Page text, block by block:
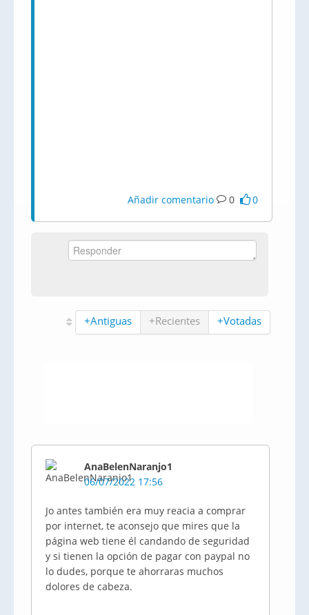
Añadir comentario 0 0
+Antiguas +Recientes +Votadas
AnaBelenNaranjo1
06/07/2022 17:56
Jo antes también era muy reacia a comprar
por internet, te aconsejo que mires que la
página web tiene él candando de seguridad
y si tienen la opción de pagar con paypal no
lo dudes, porque te ahorraras muchos
dolores de cabeza.